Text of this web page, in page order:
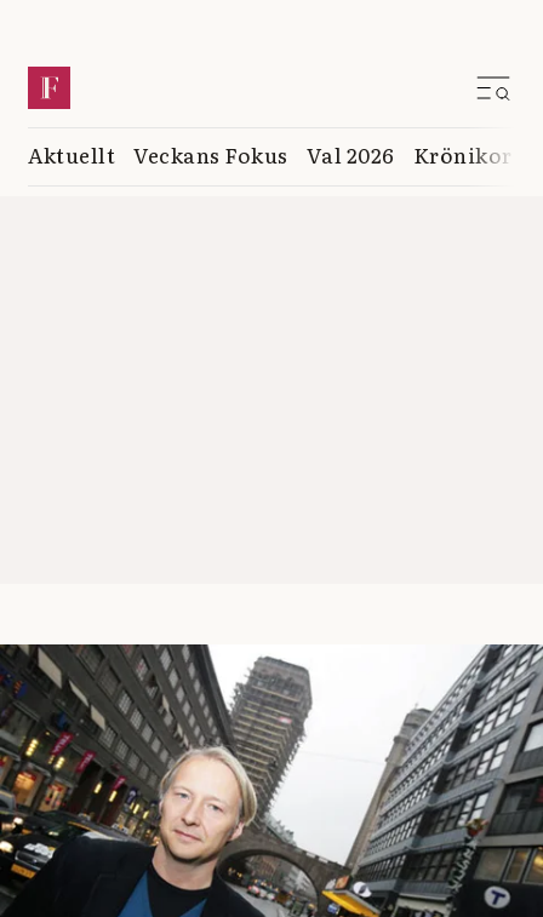
Aktuellt Veckans Fokus Val 2026 Krönikor